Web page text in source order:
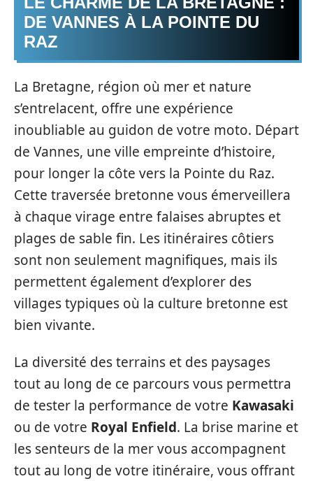
DE VANNES À LA POINTE DU
RAZ
La Bretagne, région où mer et nature
s’entrelacent, offre une expérience
inoubliable au guidon de votre moto. Départ
de Vannes, une ville empreinte d’histoire,
pour longer la côte vers la Pointe du Raz.
Cette traversée bretonne vous émerveillera
à chaque virage entre falaises abruptes et
plages de sable fin. Les itinéraires côtiers
sont non seulement magnifiques, mais ils
permettent également d’explorer des
villages typiques où la culture bretonne est
bien vivante.
La diversité des terrains et des paysages
tout au long de ce parcours vous permettra
de tester la performance de votre Kawasaki
ou de votre Royal Enfield. La brise marine et
les senteurs de la mer vous accompagnent
tout au long de votre itinéraire, vous offrant